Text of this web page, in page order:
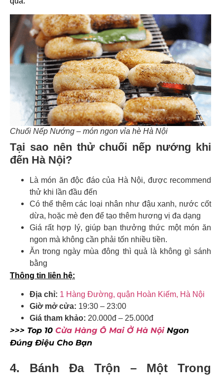
Chuối Nếp Nướng – món ngon vỉa hè Hà Nội
Tại sao nên thử chuối nếp nướng khi
đến Hà Nội?
Là món ăn độc đáo của Hà Nội, được recommend
thử khi lần đầu đến
Có thể thêm các loại nhân như đậu xanh, nước cốt
dừa, hoặc mè đen để tạo thêm hương vị đa dạng
Giá rất hợp lý, giúp bạn thưởng thức một món ăn
ngon mà không cần phải tốn nhiều tiền.
Ăn trong ngày mùa đông thì quả là không gì sánh
bằng
Thông tin liên hệ:
Địa chỉ: 1 Hàng Đường, quận Hoàn Kiếm, Hà Nội
Giờ mở cửa: 19:30 – 23:00
Giá tham khảo: 20.000đ – 25.000đ
>>> Top 10 Cửa Hàng Ô Mai Ở Hà NộiNgon
Đúng Điệu Cho Bạn
4. Bánh Đa Trộn – Một Trong